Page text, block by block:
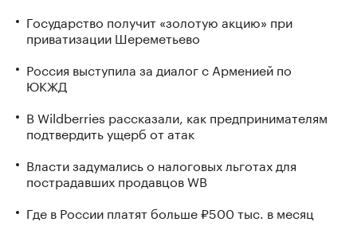
Государство получит «золотую акцию» при
приватизации Шереметьево
Россия выступила за диалог с Арменией по
ЮКЖД
В Wildberries рассказали, как предпринимателям
подтвердить ущерб от атак
Власти задумались о налоговых льготах для
пострадавших продавцов WB
Где в России платят больше ₽500 тыс. в месяц